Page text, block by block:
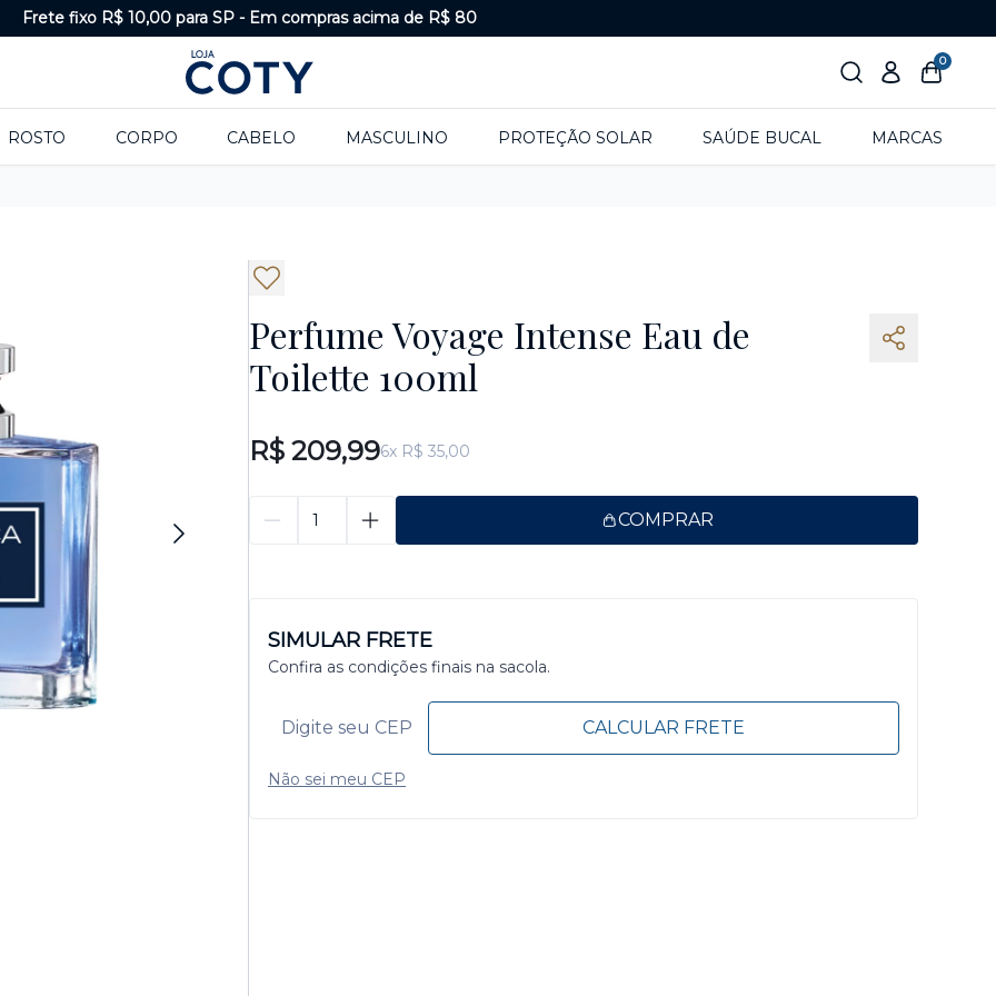
Frete fixo R$ 10,00 para SP - Em compras acima de R$ 80
0
ROSTO CORPO CABELO MASCULINO PROTEÇÃO SOLAR SAÚDE BUCAL MARCAS
Perfume Voyage Intense Eau de
Toilette 100ml
R$ 209,996x R$ 35,00
COMPRAR
SIMULAR FRETE
Confira as condições finais na sacola.
CALCULAR FRETE
Não sei meu CEP